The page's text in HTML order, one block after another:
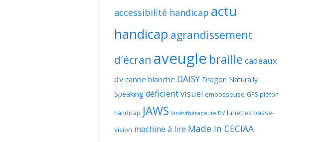
accessibilité handicap actu
handicap agrandissement
d'écran aveugle braille cadeaux
dv canne blanche DAISY Dragon Naturally
Speaking déficient visuel embosseuse GPS piéton
handicap JAWS kinésithérapeute DV lunettes basse-
vision machine à lire Made In CECIAA